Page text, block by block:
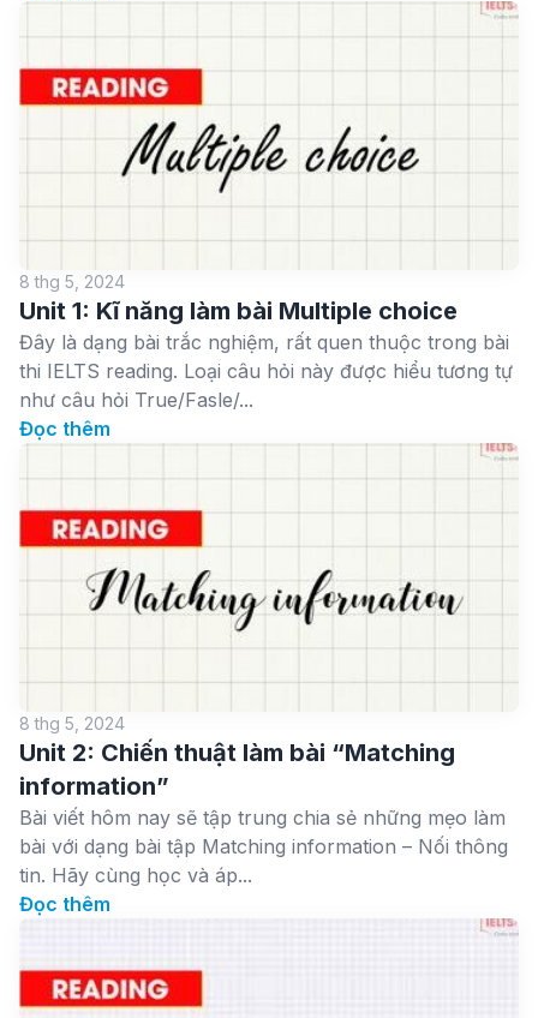
8 thg 5, 2024
Unit 1: Kĩ năng làm bài Multiple choice
Đây là dạng bài trắc nghiệm, rất quen thuộc trong bài
thi IELTS reading. Loại câu hỏi này được hiểu tương tự
như câu hỏi True/Fasle/...
Đọc thêm
8 thg 5, 2024
Unit 2: Chiến thuật làm bài “Matching
information”
Bài viết hôm nay sẽ tập trung chia sẻ những mẹo làm
bài với dạng bài tập Matching information – Nối thông
tin. Hãy cùng học và áp...
Đọc thêm